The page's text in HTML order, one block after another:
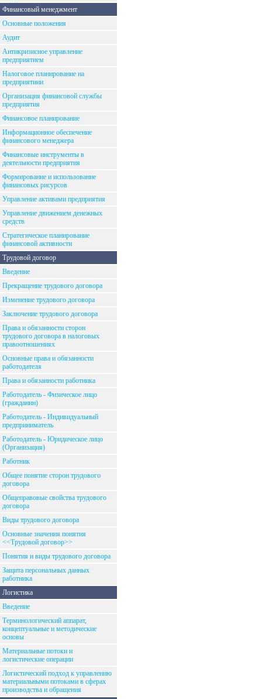
Финансовый менеджмент
Основные положения
Аудит
Антикризисное управление
предприятием
Налоговое планирование на
предприятиии
Организация финансовой службы
предприятия
Финансовое планирование
Информационное обеспечение
финансового менеджера
Финансовые инструменты в
деятельности предприятия
Формирование и использование
финансовых рисурсов
Управление активами предприятия
Управление движением денежных
средств
Стратегическое планирование
финансовой активности
Трудовой договор
Введение
Прекращение трудового договора
Изменение трудового договора
Заключение трудового договора
Права и обязанности сторон
трудового договора в налоговых
правоотношениях
Основные права и обязанности
работодателя
Права и обязанности работника
Работодатель - Физическое лицо
(гражданин)
Работодатель - Индивидуальный
предприниматель
Работодатель - Юридическое лицо
(Организация)
Работник
Общее понятие сторон трудового
договора
Общеправовые свойства трудового
договора
Виды трудового договора
Основные значения понятия
<<Трудовой договор>>
Понятия и виды трудового договора
Защита персональных данных
работника
Логистика
Введение
Терминологический аппарат,
концептуальные и методические
основы
Материальные потоки и
логистические операции
Логистический подход к управлению
материальными потоками в сферах
производства и обращения